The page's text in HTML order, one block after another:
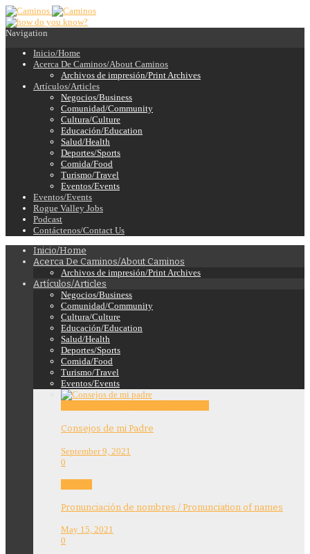
Navigation
Inicio/Home
Acerca De Caminos/About Caminos
Archivos de impresión/Print Archives
Artículos/Articles
Negocios/Business
Comunidad/Community
Cultura/Culture
Educación/Education
Salud/Health
Deportes/Sports
Comida/Food
Turismo/Travel
Eventos/Events
Eventos/Events
Rogue Valley Jobs
Podcast
Contáctenos/Contact Us
Inicio/Home
Acerca De Caminos/About Caminos
Archivos de impresión/Print Archives
Artículos/Articles
Negocios/Business
Comunidad/Community
Cultura/Culture
Educación/Education
Salud/Health
Deportes/Sports
Comida/Food
Turismo/Travel
Eventos/Events
Consejos de mi Padre
September 9, 2021
0
Pronunciación de nombres / Pronunciation of names
May 15, 2021
0